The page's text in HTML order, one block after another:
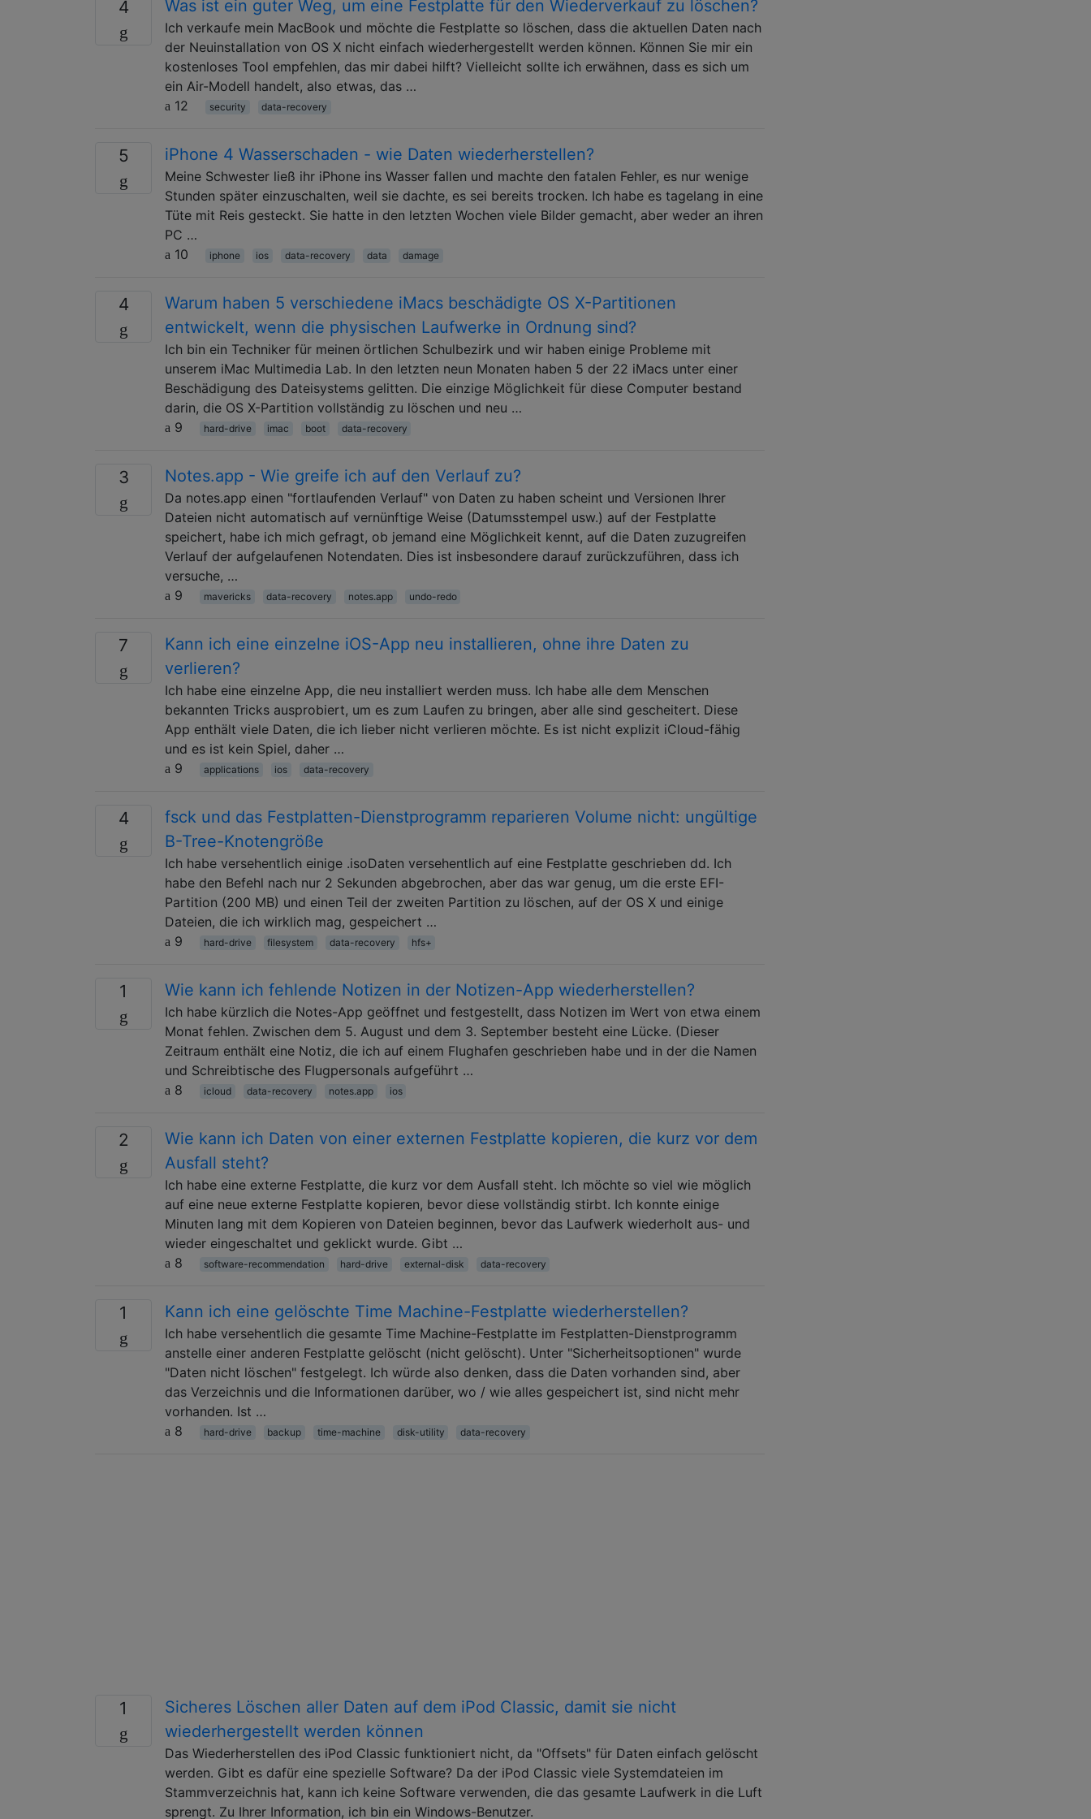
4 Was ist ein guter Weg, um eine Festplatte für den Wiederverkauf zu löschen?
Ich verkaufe mein MacBook und möchte die Festplatte so löschen, dass die aktuellen Daten nach
der Neuinstallation von OS X nicht einfach wiederhergestellt werden können. Können Sie mir ein
kostenloses Tool empfehlen, das mir dabei hilft? Vielleicht sollte ich erwähnen, dass es sich um
ein Air-Modell handelt, also etwas, das …
12
security data-recovery
5 iPhone 4 Wasserschaden - wie Daten wiederherstellen?
Meine Schwester ließ ihr iPhone ins Wasser fallen und machte den fatalen Fehler, es nur wenige
Stunden später einzuschalten, weil sie dachte, es sei bereits trocken. Ich habe es tagelang in eine
Tüte mit Reis gesteckt. Sie hatte in den letzten Wochen viele Bilder gemacht, aber weder an ihren
PC …
10
iphone ios data-recovery data damage
4
Warum haben 5 verschiedene iMacs beschädigte OS X-Partitionen
entwickelt, wenn die physischen Laufwerke in Ordnung sind?
Ich bin ein Techniker für meinen örtlichen Schulbezirk und wir haben einige Probleme mit
unserem iMac Multimedia Lab. In den letzten neun Monaten haben 5 der 22 iMacs unter einer
Beschädigung des Dateisystems gelitten. Die einzige Möglichkeit für diese Computer bestand
darin, die OS X-Partition vollständig zu löschen und neu …
9
hard-drive imac boot data-recovery
3 Notes.app - Wie greife ich auf den Verlauf zu?
Da notes.app einen "fortlaufenden Verlauf" von Daten zu haben scheint und Versionen Ihrer
Dateien nicht automatisch auf vernünftige Weise (Datumsstempel usw.) auf der Festplatte
speichert, habe ich mich gefragt, ob jemand eine Möglichkeit kennt, auf die Daten zuzugreifen
Verlauf der aufgelaufenen Notendaten. Dies ist insbesondere darauf zurückzuführen, dass ich
versuche, …
9
mavericks data-recovery notes.app undo-redo
7
Kann ich eine einzelne iOS-App neu installieren, ohne ihre Daten zu
verlieren?
Ich habe eine einzelne App, die neu installiert werden muss. Ich habe alle dem Menschen
bekannten Tricks ausprobiert, um es zum Laufen zu bringen, aber alle sind gescheitert. Diese
App enthält viele Daten, die ich lieber nicht verlieren möchte. Es ist nicht explizit iCloud-fähig
und es ist kein Spiel, daher …
9
applications ios data-recovery
4
fsck und das Festplatten-Dienstprogramm reparieren Volume nicht: ungültige
B-Tree-Knotengröße
Ich habe versehentlich einige .isoDaten versehentlich auf eine Festplatte geschrieben dd. Ich
habe den Befehl nach nur 2 Sekunden abgebrochen, aber das war genug, um die erste EFI-
Partition (200 MB) und einen Teil der zweiten Partition zu löschen, auf der OS X und einige
Dateien, die ich wirklich mag, gespeichert …
9
hard-drive filesystem data-recovery hfs+
1 Wie kann ich fehlende Notizen in der Notizen-App wiederherstellen?
Ich habe kürzlich die Notes-App geöffnet und festgestellt, dass Notizen im Wert von etwa einem
Monat fehlen. Zwischen dem 5. August und dem 3. September besteht eine Lücke. (Dieser
Zeitraum enthält eine Notiz, die ich auf einem Flughafen geschrieben habe und in der die Namen
und Schreibtische des Flugpersonals aufgeführt …
8
icloud data-recovery notes.app ios
2
Wie kann ich Daten von einer externen Festplatte kopieren, die kurz vor dem
Ausfall steht?
Ich habe eine externe Festplatte, die kurz vor dem Ausfall steht. Ich möchte so viel wie möglich
auf eine neue externe Festplatte kopieren, bevor diese vollständig stirbt. Ich konnte einige
Minuten lang mit dem Kopieren von Dateien beginnen, bevor das Laufwerk wiederholt aus- und
wieder eingeschaltet und geklickt wurde. Gibt …
8
software-recommendation hard-drive external-disk data-recovery
1 Kann ich eine gelöschte Time Machine-Festplatte wiederherstellen?
Ich habe versehentlich die gesamte Time Machine-Festplatte im Festplatten-Dienstprogramm
anstelle einer anderen Festplatte gelöscht (nicht gelöscht). Unter "Sicherheitsoptionen" wurde
"Daten nicht löschen" festgelegt. Ich würde also denken, dass die Daten vorhanden sind, aber
das Verzeichnis und die Informationen darüber, wo / wie alles gespeichert ist, sind nicht mehr
vorhanden. Ist …
8
hard-drive backup time-machine disk-utility data-recovery
1
Sicheres Löschen aller Daten auf dem iPod Classic, damit sie nicht
wiederhergestellt werden können
Das Wiederherstellen des iPod Classic funktioniert nicht, da "Offsets" für Daten einfach gelöscht
werden. Gibt es dafür eine spezielle Software? Da der iPod Classic viele Systemdateien im
Stammverzeichnis hat, kann ich keine Software verwenden, die das gesamte Laufwerk in die Luft
sprengt. Zu Ihrer Information, ich bin ein Windows-Benutzer.